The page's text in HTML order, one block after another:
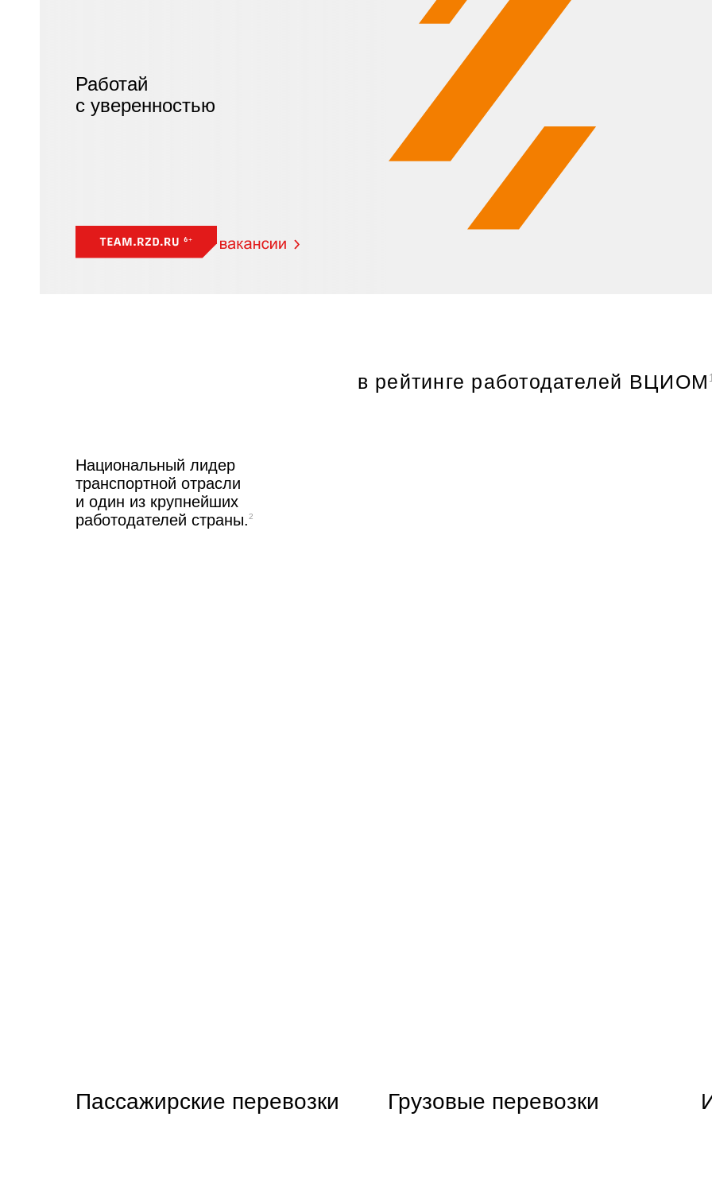
Работай
с уверенностью
в рейтинге работодателей ВЦИОМ
Национальный лидер
транспортной отрасли
и один из крупнейших
работодателей страны.2
Пассажирские перевозки Грузовые перевозки